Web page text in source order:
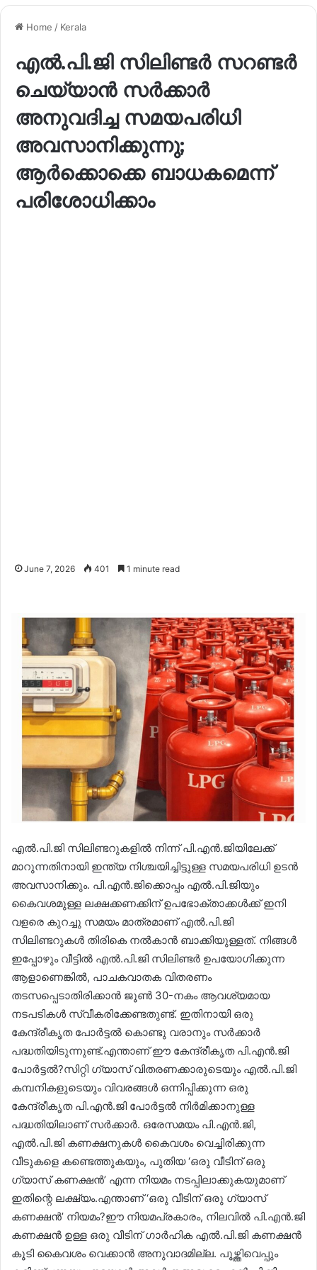
Home / Kerala
എൽ.പി.ജി സിലിണ്ടർ സറണ്ടർ
ചെയ്യാൻ സർക്കാർ
അനുവദിച്ച സമയപരിധി
അവസാനിക്കുന്നു;
ആർക്കൊക്കെ ബാധകമെന്ന്
പരിശോധിക്കാം
June 7, 2026 401 1 minute read
എൽ.പി.ജി സിലിണ്ടറുകളിൽ നിന്ന് പി.എൻ.ജിയിലേക്ക്
മാറുന്നതിനായി ഇന്ത്യ നിശ്ചയിച്ചിട്ടുള്ള സമയപരിധി ഉടൻ
അവസാനിക്കും. പി.എൻ.ജിക്കൊപ്പം എൽ.പി.ജിയും
കൈവശമുള്ള ലക്ഷക്കണക്കിന് ഉപഭോക്താക്കൾക്ക് ഇനി
വളരെ കുറച്ചു സമയം മാത്രമാണ് എൽ.പി.ജി
സിലിണ്ടറുകൾ തിരികെ നൽകാൻ ബാക്കിയുള്ളത്. നിങ്ങൾ
ഇപ്പോഴും വീട്ടിൽ എൽ.പി.ജി സിലിണ്ടർ ഉപയോഗിക്കുന്ന
ആളാണെങ്കിൽ, പാചകവാതക വിതരണം
തടസപ്പെടാതിരിക്കാൻ ജൂൺ 30-നകം ആവശ്യമായ
നടപടികൾ സ്വീകരിക്കേണ്ടതുണ്ട്. ഇതിനായി ഒരു
കേന്ദ്രീകൃത പോർട്ടൽ കൊണ്ടു വരാനും സർക്കാർ
പദ്ധതിയിടുന്നുണ്ട്.എന്താണ് ഈ കേന്ദ്രീകൃത പി.എൻ.ജി
പോർട്ടൽ?സിറ്റി ഗ്യാസ് വിതരണക്കാരുടെയും എൽ.പി.ജി
കമ്പനികളുടെയും വിവരങ്ങൾ ഒന്നിപ്പിക്കുന്ന ഒരു
കേന്ദ്രീകൃത പി.എൻ.ജി പോർട്ടൽ നിർമിക്കാനുള്ള
പദ്ധതിയിലാണ് സർക്കാർ. ഒരേസമയം പി.എൻ.ജി,
എൽ.പി.ജി കണക്ഷനുകൾ കൈവശം വെച്ചിരിക്കുന്ന
വീടുകളെ കണ്ടെത്തുകയും, പുതിയ ‘ഒരു വീടിന് ഒരു
ഗ്യാസ് കണക്ഷൻ’ എന്ന നിയമം നടപ്പിലാക്കുകയുമാണ്
ഇതിന്റെ ലക്ഷ്യം.എന്താണ് ‘ഒരു വീടിന് ഒരു ഗ്യാസ്
കണക്ഷൻ’ നിയമം?ഈ നിയമപ്രകാരം, നിലവിൽ പി.എൻ.ജി
കണക്ഷൻ ഉള്ള ഒരു വീടിന് ഗാർഹിക എൽ.പി.ജി കണക്ഷൻ
കൂടി കൈവശം വെക്കാൻ അനുവാദമില്ല. പൂഴ്ത്തിവെപ്പും